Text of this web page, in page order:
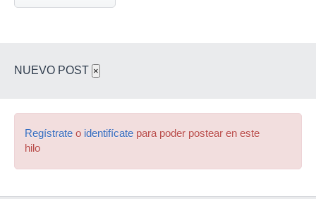
NUEVO POST ×
Regístrate o identifícate para poder postear en este
hilo